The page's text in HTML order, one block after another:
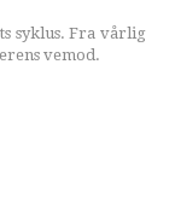
syklus. Fra vårlig
vemod.